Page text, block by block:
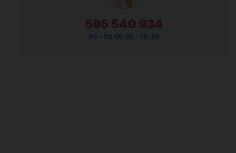
595 540 934
Po - Pá 08:30 - 16:30